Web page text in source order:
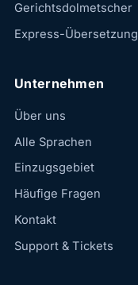
Gerichtsdolmetscher
Express-Übersetzung
Unternehmen
Über uns
Alle Sprachen
Einzugsgebiet
Häufige Fragen
Kontakt
Support & Tickets